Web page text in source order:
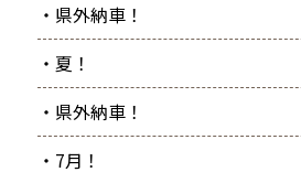
・県外納車！
・夏！
・県外納車！
・7月！